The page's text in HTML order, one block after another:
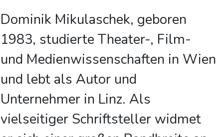
Dominik Mikulaschek, geboren
1983, studierte Theater-, Film-
und Medienwissenschaften in Wien
und lebt als Autor und
Unternehmer in Linz. Als
vielseitiger Schriftsteller widmet